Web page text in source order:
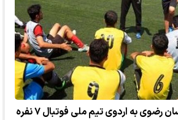
رضوی به اردوی تیم ملی فوتبال ۷ نفره